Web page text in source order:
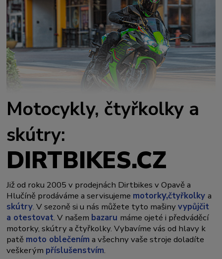
Motocykly, čtyřkolky a
skútry:
DIRTBIKES.CZ
Již od roku 2005 v prodejnách Dirtbikes v Opavě a
Hlučíně prodáváme a servisujeme motorky,čtyřkolkya
skútry. V sezoně si u nás můžete tyto mašinyvypůjčit
a otestovat. V našem bazaru máme ojeté i předváděcí
motorky, skútry a čtyřkolky. Vybavíme vás od hlavy k
patě moto oblečením a všechny vaše stroje doladíte
veškerým příslušenstvím.